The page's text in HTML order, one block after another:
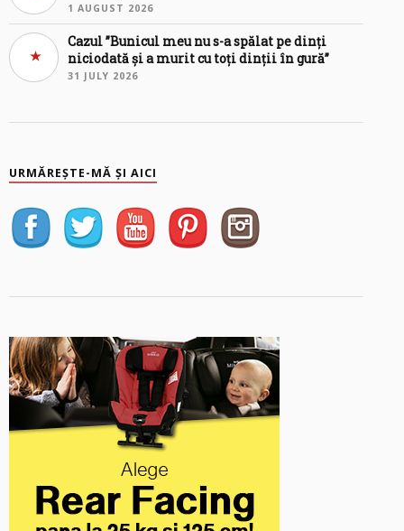
1 AUGUST 2026
Cazul ”Bunicul meu nu s-a spălat pe dinți
niciodată și a murit cu toți dinții în gură”
31 JULY 2026
URMĂREȘTE-MĂ ȘI AICI